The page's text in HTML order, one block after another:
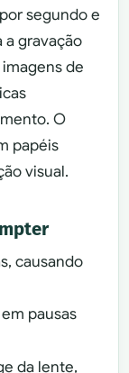
segundo e
a gravação
de
O
papéis
visual.
causando
pausas
da lente,